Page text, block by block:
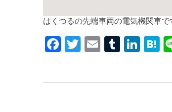
はくつるの先端車両の電気機関車
F T E T Li H